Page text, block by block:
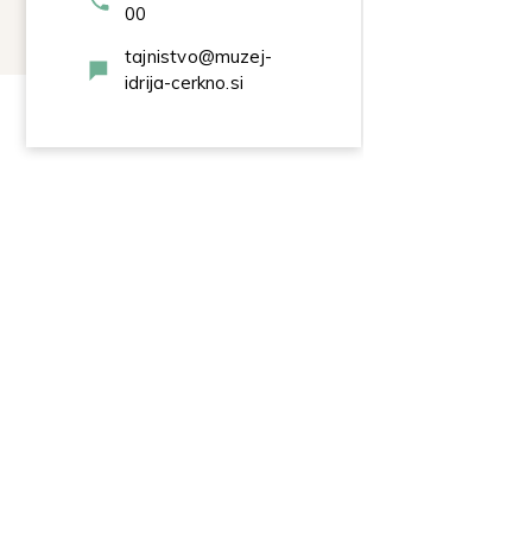
00
tajnistvo@muzej-
idrija-cerkno.si